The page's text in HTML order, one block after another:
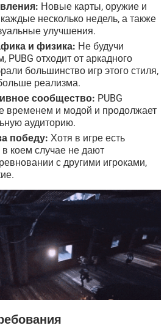
Новые карты, оружие и
несколько недель, а также
улучшения.
и физика: Не будучи
отходит от аркадного
большинство игр этого стиля,
реализма.
сообщество: PUBG
временем и модой и продолжает
аудиторию.
победу: Хотя в игре есть
коем случае не дают
с другими игроками,